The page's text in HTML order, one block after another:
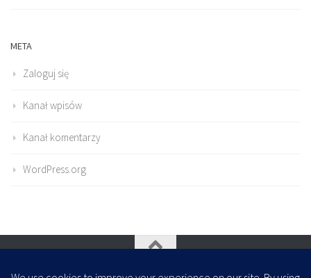
META
Zaloguj się
Kanał wpisów
Kanał komentarzy
WordPress.org